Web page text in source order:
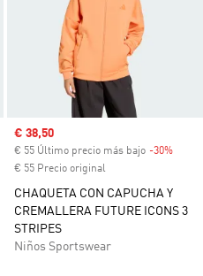
Precio de venta
€ 38,50
€ 55 Último precio más bajo -30%
€ 55 Precio original
CHAQUETA CON CAPUCHA Y
CREMALLERA FUTURE ICONS 3
STRIPES
Niños Sportswear